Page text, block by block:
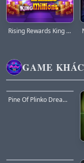
Rising Rewards King Millions
GAME KHÁC
Pine Of Plinko Dream Drop